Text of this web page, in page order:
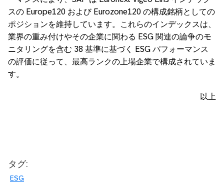
スの Europe120 および Eurozone120 の構成銘柄としての
ポジションを維持しています。これらのインデックスは、
業界の重み付けやその企業に関わる ESG 関連の論争のモ
ニタリングを含む 38 基準に基づく ESG パフォーマンス
の評価に従って、最高ランクの上場企業で構成されていま
す。
以上
タグ:
ESG